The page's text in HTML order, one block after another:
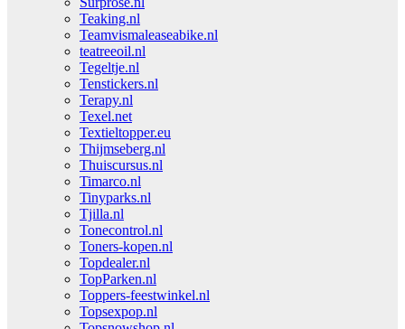
Teaking.nl
Teamvismaleaseabike.nl
teatreeoil.nl
Tegeltje.nl
Tenstickers.nl
Terapy.nl
Texel.net
Textieltopper.eu
Thijmseberg.nl
Thuiscursus.nl
Timarco.nl
Tinyparks.nl
Tjilla.nl
Tonecontrol.nl
Toners-kopen.nl
Topdealer.nl
TopParken.nl
Toppers-feestwinkel.nl
Topsexpop.nl